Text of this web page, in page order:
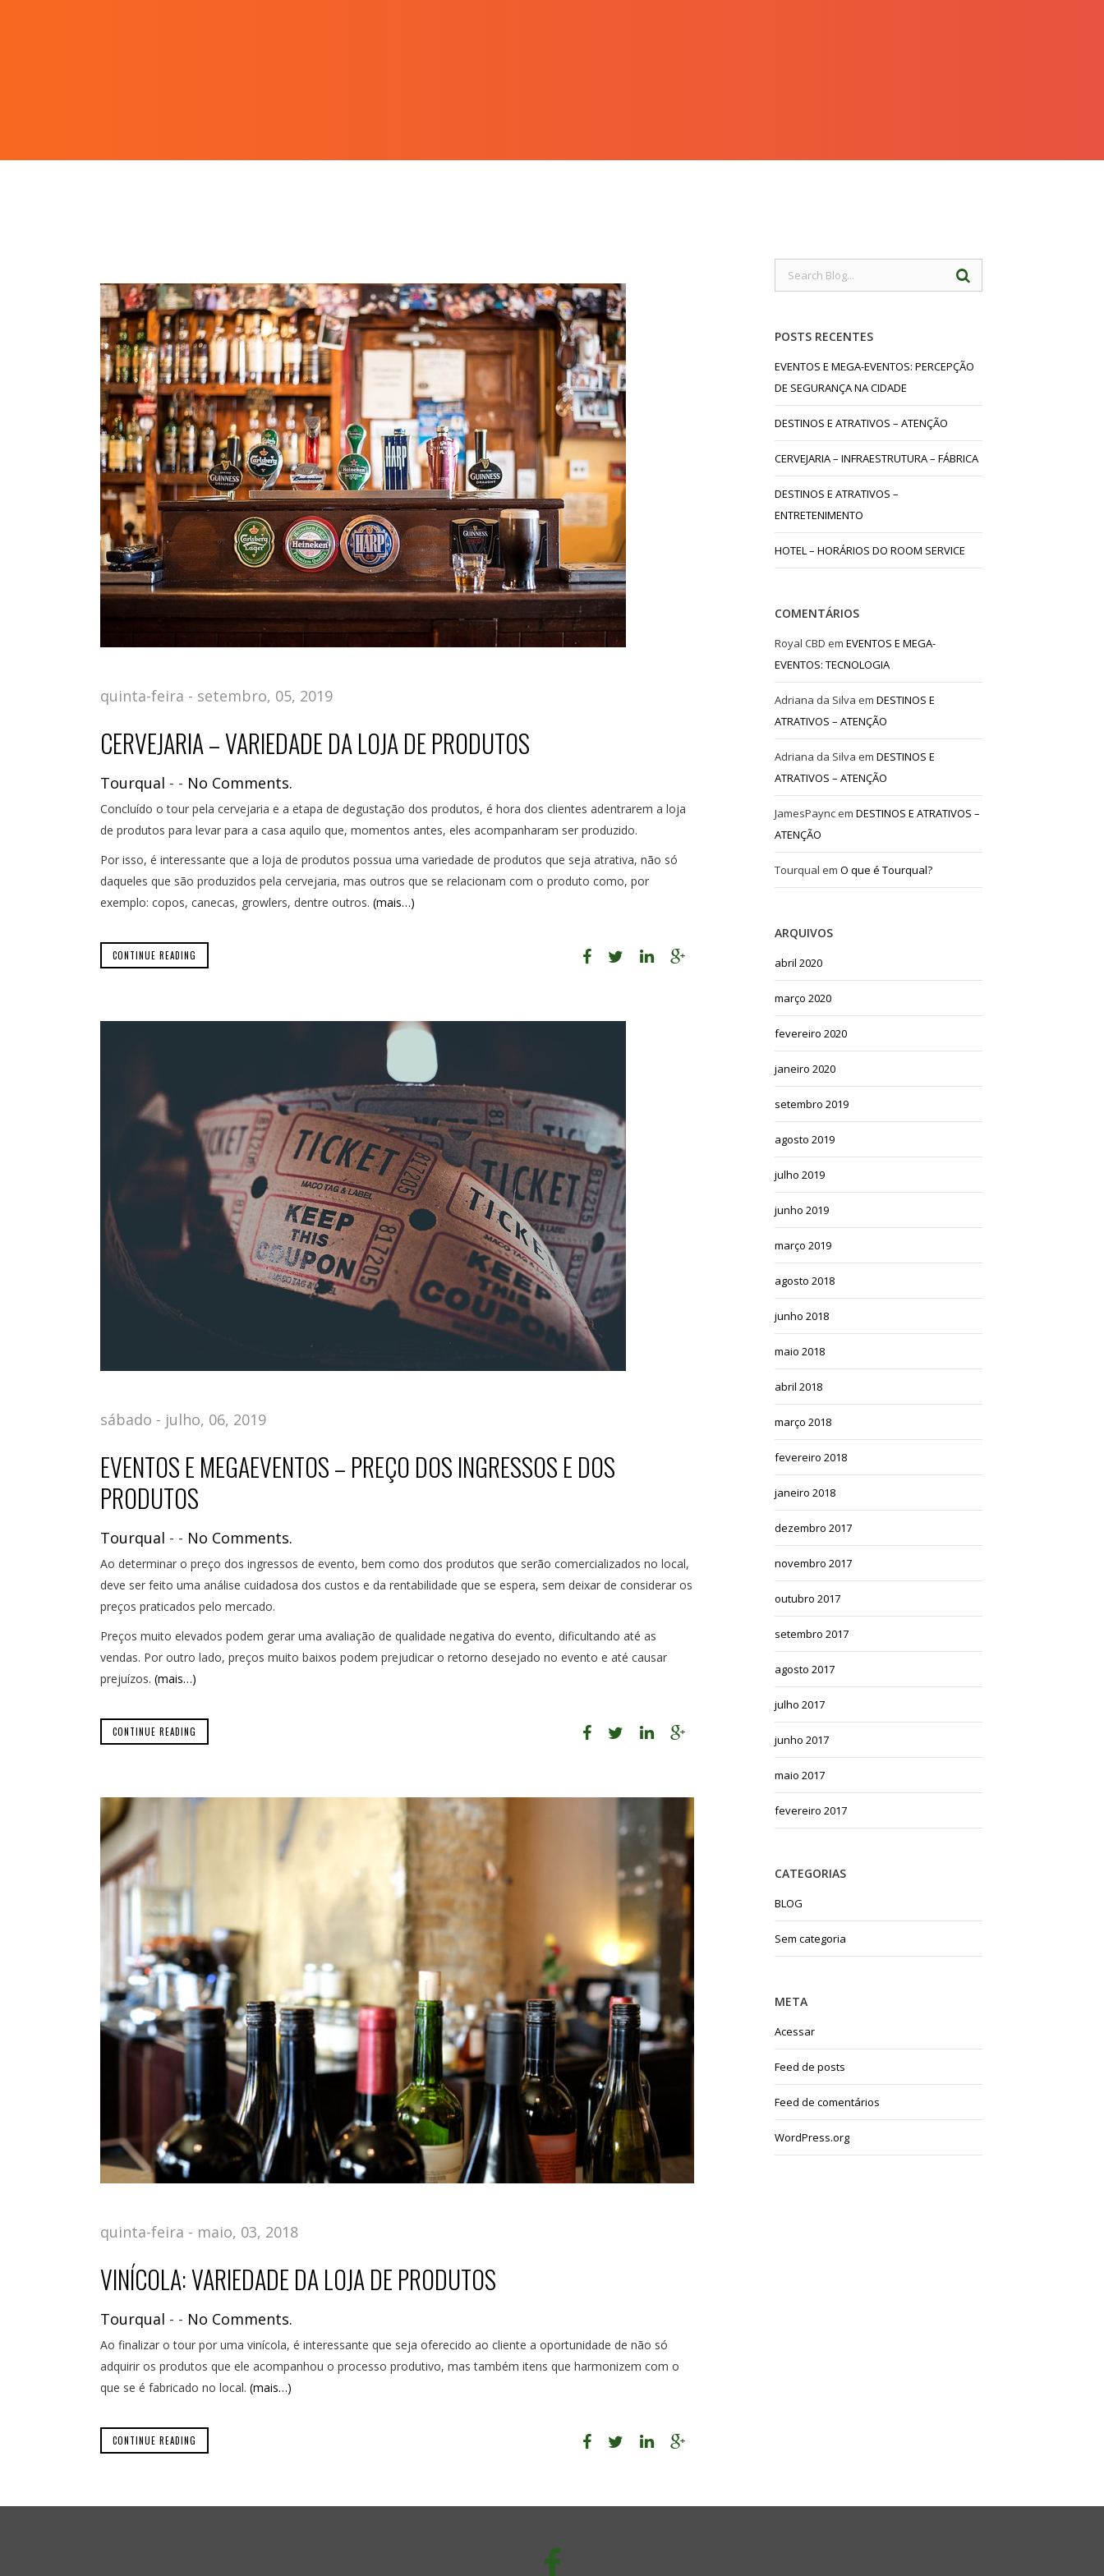
quinta-feira - setembro, 05, 2019
CERVEJARIA – VARIEDADE DA LOJA DE PRODUTOS
Tourqual - - No Comments.
Concluído o tour pela cervejaria e a etapa de degustação dos produtos, é hora dos clientes adentrarem a loja
de produtos para levar para a casa aquilo que, momentos antes, eles acompanharam ser produzido.
Por isso, é interessante que a loja de produtos possua uma variedade de produtos que seja atrativa, não só
daqueles que são produzidos pela cervejaria, mas outros que se relacionam com o produto como, por
exemplo: copos, canecas, growlers, dentre outros. (mais…)
CONTINUE READING
sábado - julho, 06, 2019
EVENTOS E MEGAEVENTOS – PREÇO DOS INGRESSOS E DOS
PRODUTOS
Tourqual - - No Comments.
Ao determinar o preço dos ingressos de evento, bem como dos produtos que serão comercializados no local,
deve ser feito uma análise cuidadosa dos custos e da rentabilidade que se espera, sem deixar de considerar os
preços praticados pelo mercado.
Preços muito elevados podem gerar uma avaliação de qualidade negativa do evento, dificultando até as
vendas. Por outro lado, preços muito baixos podem prejudicar o retorno desejado no evento e até causar
prejuízos. (mais…)
CONTINUE READING
quinta-feira - maio, 03, 2018
VINÍCOLA: VARIEDADE DA LOJA DE PRODUTOS
Tourqual - - No Comments.
Ao finalizar o tour por uma vinícola, é interessante que seja oferecido ao cliente a oportunidade de não só
adquirir os produtos que ele acompanhou o processo produtivo, mas também itens que harmonizem com o
que se é fabricado no local. (mais…)
CONTINUE READING
POSTS RECENTES
EVENTOS E MEGA-EVENTOS: PERCEPÇÃO
DE SEGURANÇA NA CIDADE
DESTINOS E ATRATIVOS – ATENÇÃO
CERVEJARIA – INFRAESTRUTURA – FÁBRICA
DESTINOS E ATRATIVOS –
ENTRETENIMENTO
HOTEL – HORÁRIOS DO ROOM SERVICE
COMENTÁRIOS
Royal CBD emEVENTOS E MEGA-
EVENTOS: TECNOLOGIA
Adriana da Silva emDESTINOS E
ATRATIVOS – ATENÇÃO
Adriana da Silva emDESTINOS E
ATRATIVOS – ATENÇÃO
JamesPaync emDESTINOS E ATRATIVOS –
ATENÇÃO
Tourqual emO que é Tourqual?
ARQUIVOS
abril 2020
março 2020
fevereiro 2020
janeiro 2020
setembro 2019
agosto 2019
julho 2019
junho 2019
março 2019
agosto 2018
junho 2018
maio 2018
abril 2018
março 2018
fevereiro 2018
janeiro 2018
dezembro 2017
novembro 2017
outubro 2017
setembro 2017
agosto 2017
julho 2017
junho 2017
maio 2017
fevereiro 2017
CATEGORIAS
BLOG
Sem categoria
META
Acessar
Feed de posts
Feed de comentários
WordPress.org